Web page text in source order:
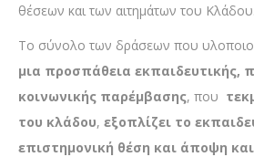
θέσεων και των αιτημάτων του Κλάδου.
Το σύνολο των δράσεων που
μια προσπάθεια εκπαιδευτικής,
κοινωνικής παρέμβασης, που
του κλάδου, εξοπλίζει το
επιστημονική θέση και άποψη